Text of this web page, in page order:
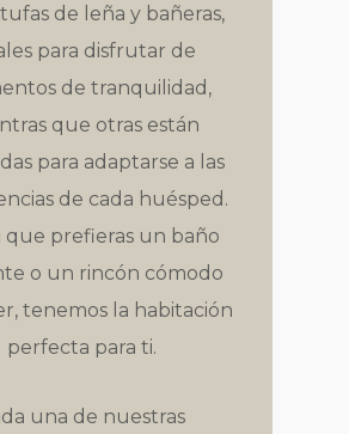
de leña y bañeras,
para disfrutar de
de tranquilidad,
que otras están
para adaptarse a las
de cada huésped.
que prefieras un baño
o un rincón cómodo
tenemos la habitación
perfecta para ti.
una de nuestras